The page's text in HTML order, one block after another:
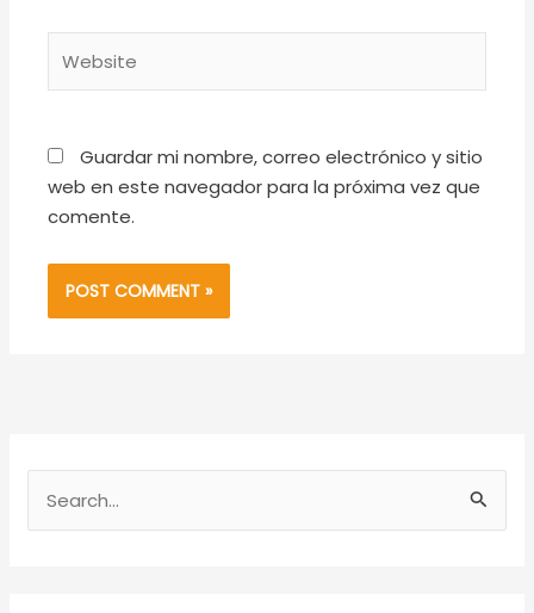
Guardar mi nombre, correo electrónico y sitio
web en este navegador para la próxima vez que
comente.